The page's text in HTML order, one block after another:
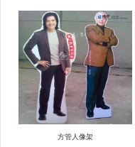
方管人像架